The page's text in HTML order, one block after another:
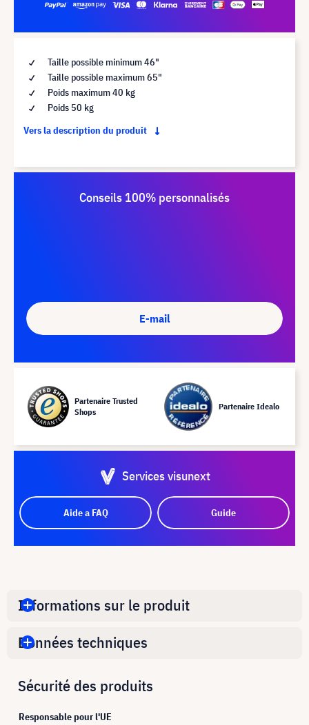
Taille possible minimum 46"
Taille possible maximum 65"
Poids maximum 40 kg
Poids 50 kg
Vers la description du produit
Conseils 100% personnalisés
E-mail
Partenaire Trusted
Shops
Partenaire Idealo
Services visunext
Aide a FAQ Guide
Informations sur le produit
Données techniques
Sécurité des produits
Responsable pour l'UE